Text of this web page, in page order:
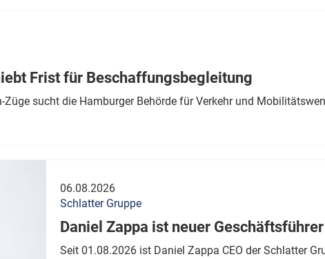
Frist für Beschaffungsbegleitung
Züge sucht die Hamburger Behörde für Verkehr und
06.08.2026
Schlatter Gruppe
Daniel Zappa ist neuer Geschäftsführer
Seit 01.08.2026 ist Daniel Zappa CEO der Schlatter